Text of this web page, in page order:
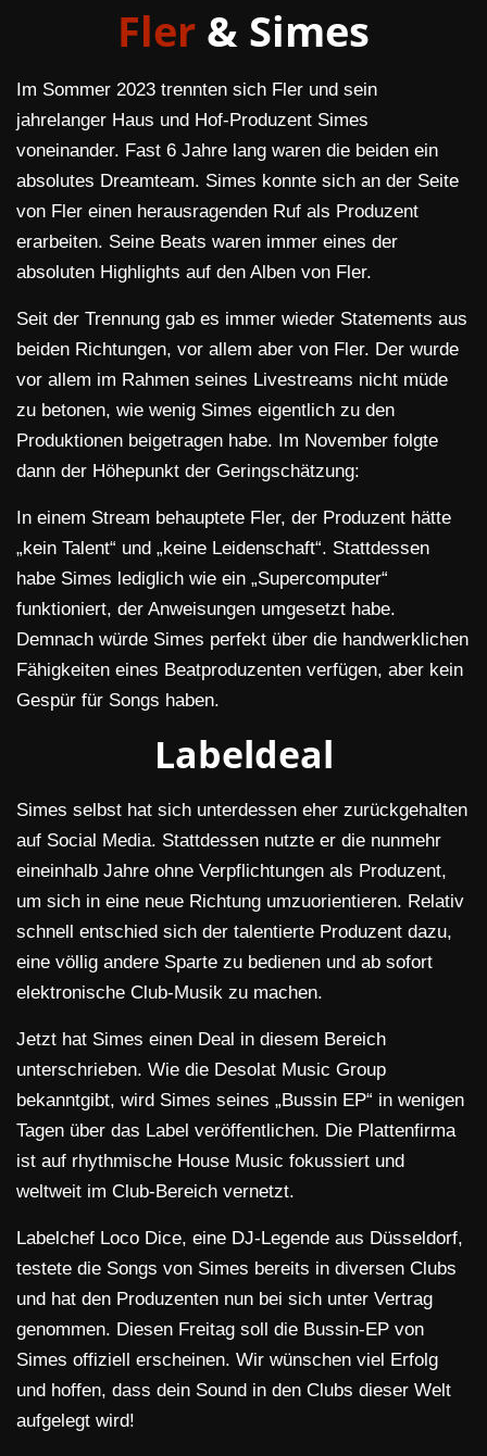
Fler & Simes
Im Sommer 2023 trennten sich Fler und sein
jahrelanger Haus und Hof-Produzent Simes
voneinander. Fast 6 Jahre lang waren die beiden ein
absolutes Dreamteam. Simes konnte sich an der Seite
von Fler einen herausragenden Ruf als Produzent
erarbeiten. Seine Beats waren immer eines der
absoluten Highlights auf den Alben von Fler.
Seit der Trennung gab es immer wieder Statements aus
beiden Richtungen, vor allem aber von Fler. Der wurde
vor allem im Rahmen seines Livestreams nicht müde
zu betonen, wie wenig Simes eigentlich zu den
Produktionen beigetragen habe. Im November folgte
dann der Höhepunkt der Geringschätzung:
In einem Stream behauptete Fler, der Produzent hätte
„kein Talent“ und „keine Leidenschaft“. Stattdessen
habe Simes lediglich wie ein „Supercomputer“
funktioniert, der Anweisungen umgesetzt habe.
Demnach würde Simes perfekt über die handwerklichen
Fähigkeiten eines Beatproduzenten verfügen, aber kein
Gespür für Songs haben.
Labeldeal
Simes selbst hat sich unterdessen eher zurückgehalten
auf Social Media. Stattdessen nutzte er die nunmehr
eineinhalb Jahre ohne Verpflichtungen als Produzent,
um sich in eine neue Richtung umzuorientieren. Relativ
schnell entschied sich der talentierte Produzent dazu,
eine völlig andere Sparte zu bedienen und ab sofort
elektronische Club-Musik zu machen.
Jetzt hat Simes einen Deal in diesem Bereich
unterschrieben. Wie die Desolat Music Group
bekanntgibt, wird Simes seines „Bussin EP“ in wenigen
Tagen über das Label veröffentlichen. Die Plattenfirma
ist auf rhythmische House Music fokussiert und
weltweit im Club-Bereich vernetzt.
Labelchef Loco Dice, eine DJ-Legende aus Düsseldorf,
testete die Songs von Simes bereits in diversen Clubs
und hat den Produzenten nun bei sich unter Vertrag
genommen. Diesen Freitag soll die Bussin-EP von
Simes offiziell erscheinen. Wir wünschen viel Erfolg
und hoffen, dass dein Sound in den Clubs dieser Welt
aufgelegt wird!